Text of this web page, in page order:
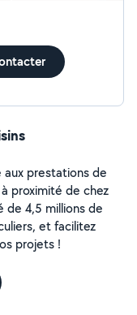
prestations de
proximité de chez
de 4,5 millions de
et facilitez
projets !